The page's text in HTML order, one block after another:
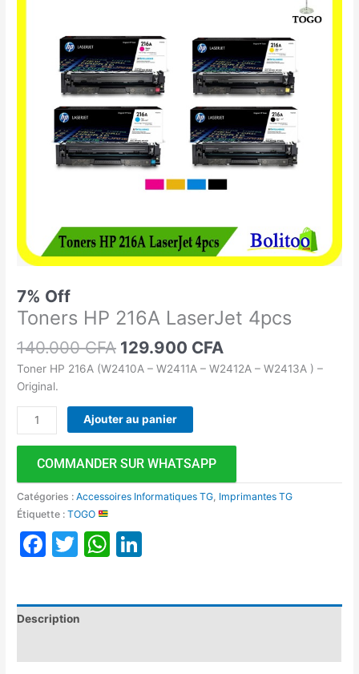
7% Off
Toners HP 216A LaserJet 4pcs
140.000CFA 129.900 CFA
129.900 CFA.
Toner HP 216A (W2410A – W2411A – W2412A – W2413A ) –
Original.
LaserJet
Ajouter au panier
COMMANDER SUR WHATSAPP
Catégories :Accessoires Informatiques TG Imprimantes TG
Étiquette :TOGO
Facebook
TwitterWhatsApp
Description